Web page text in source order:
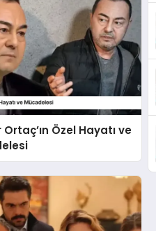
Özel Hayatı ve